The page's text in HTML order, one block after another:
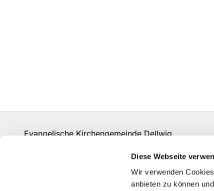
Diese Webseite
Wir verwenden
anbieten zu können
Evangelische Kirchengemeinde Dellwig
Grundsätze der Datenverarbeitung